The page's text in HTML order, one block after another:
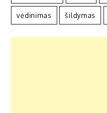
vėdinimas šildymas